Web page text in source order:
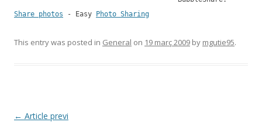
Share photos - Easy Photo Sharing
This entry was posted in General on 19 març 2009 by mgutie95.
Post
← Article previ